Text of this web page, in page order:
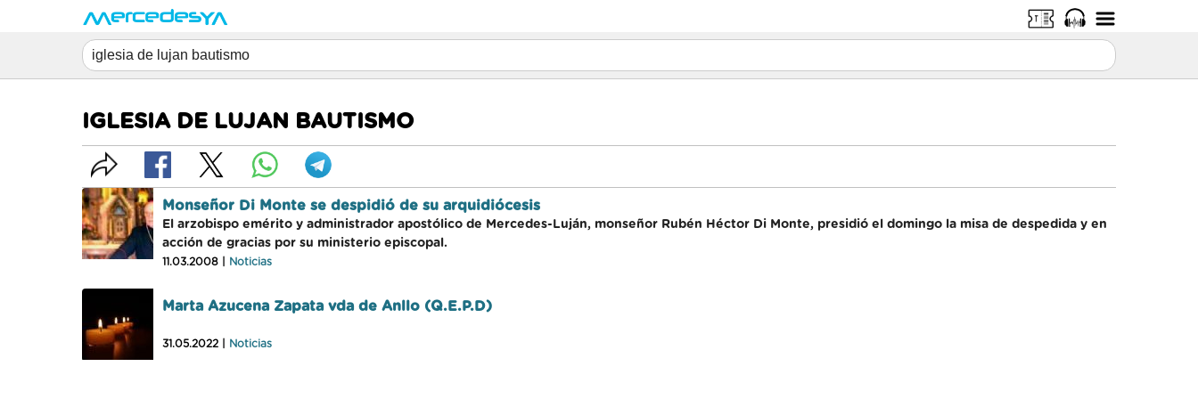
IGLESIA DE LUJAN BAUTISMO
Monseñor Di Monte se despidió de su arquidiócesis
El arzobispo emérito y administrador apostólico de Mercedes-Luján, monseñor Rubén Héctor Di Monte, presidió el domingo la misa de despedida y en
acción de gracias por su ministerio episcopal.
11.03.2008 | Noticias
Marta Azucena Zapata vda de Anllo (Q.E.P.D)
31.05.2022 | Noticias